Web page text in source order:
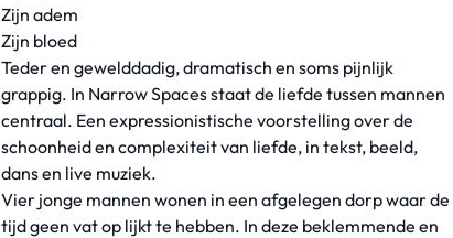
Zijn adem
Zijn bloed
Teder en gewelddadig, dramatisch en soms pijnlijk
grappig. In Narrow Spaces staat de liefde tussen mannen
centraal. Een expressionistische voorstelling over de
schoonheid en complexiteit van liefde, in tekst, beeld,
dans en live muziek.
Vier jonge mannen wonen in een afgelegen dorp waar de
tijd geen vat op lijkt te hebben. In deze beklemmende en